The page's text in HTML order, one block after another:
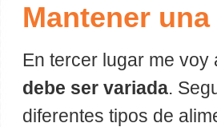
Mantener
En tercer lugar me voy
debe ser variada.
diferentes tipos de